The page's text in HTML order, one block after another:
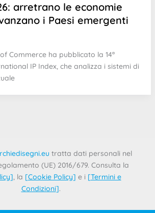
arretrano le economie
i Paesi emergenti
Commerce ha pubblicato la 14ª
IP Index, che analizza i sistemi di
tratta dati personali nel
(UE) 2016/679. Consulta la
], la [Cookie Policy] e i [Termini e
Condizioni].